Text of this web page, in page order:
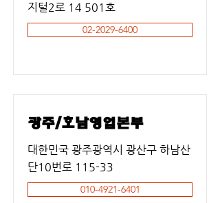
지털2로 14 501호
02-2029-6400
광주/호남영업본부
대한민국 광주광역시 광산구 하남산
단10번로 115-33
010-4921-6401